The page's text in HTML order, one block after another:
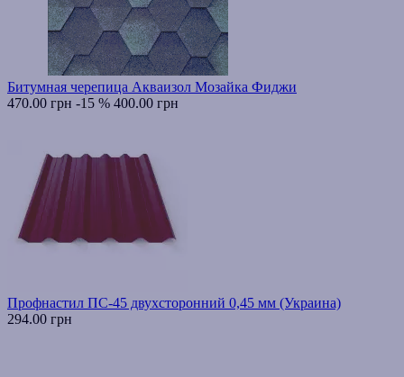
Битумная черепица Акваизол Мозайка Фиджи
470.00 грн -15 % 400.00 грн
Профнастил ПС-45 двухсторонний 0,45 мм (Украина)
294.00 грн